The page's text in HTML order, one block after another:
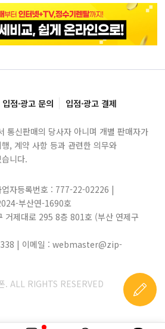
입점·광고 문의 입점·광고 결제
통신판매의 당사자 아니며 개별 판매자가
, 계약 사항 등과 관련한 의무와
니다.
자등록번호 : 777-22-02226 |
부산연-1690호
거제대로 295 8층 801호 (부산 연제구
| 이메일 : webmaster@zip-
ALL RIGHTS RESERVED